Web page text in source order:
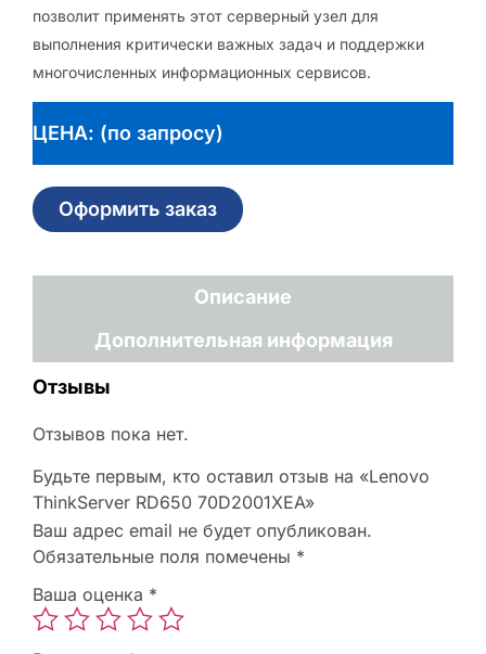
позволит применять этот серверный узел для
выполнения критически важных задач и поддержки
многочисленных информационных сервисов.
ЦЕНА: (по запросу)
Оформить заказ
Описание
Дополнительная информация
Отзывы
Отзывов пока нет.
Будьте первым, кто оставил отзыв на «Lenovo
ThinkServer RD650 70D2001XEA»
Ваш адрес email не будет опубликован.
Обязательные поля помечены *
Ваша оценка *